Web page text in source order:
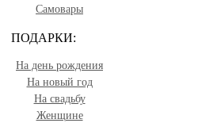
Самовары
ПОДАРКИ:
На день рождения
На новый год
На свадьбу
Женщине